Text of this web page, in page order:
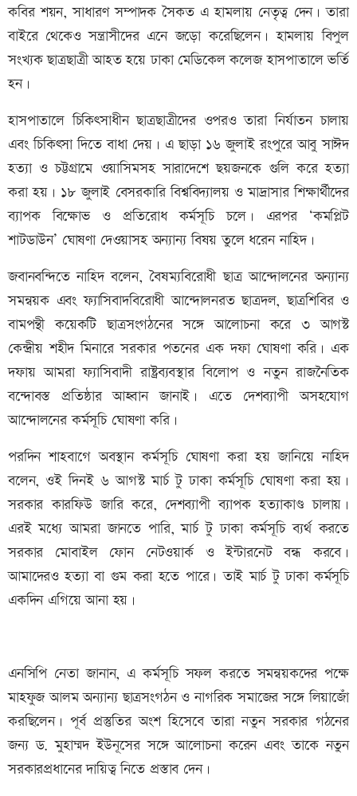
কবির শয়ন, সাধারণ সম্পাদক সৈকত এ হামলায় নেতৃত্ব দেন। তারা
বাইরে থেকেও সন্ত্রাসীদের এনে জড়ো করেছিলেন। হামলায় বিপুল
সংখ্যক ছাত্রছাত্রী আহত হয়ে ঢাকা মেডিকেল কলেজ হাসপাতালে ভর্তি
হন।
হাসপাতালে চিকিৎসাধীন ছাত্রছাত্রীদের ওপরও তারা নির্যাতন চালায়
এবং চিকিৎসা দিতে বাধা দেয়। এ ছাড়া ১৬ জুলাই রংপুরে আবু সাঈদ
হত্যা ও চট্টগ্রামে ওয়াসিমসহ সারাদেশে ছয়জনকে গুলি করে হত্যা
করা হয়। ১৮ জুলাই বেসরকারি বিশ্ববিদ্যালয় ও মাদ্রাসার শিক্ষার্থীদের
ব্যাপক বিক্ষোভ ও প্রতিরোধ কর্মসূচি চলে। এরপর ‘কমপ্লিট
শাটডাউন’ ঘোষণা দেওয়াসহ অন্যান্য বিষয় তুলে ধরেন নাহিদ।
জবানবন্দিতে নাহিদ বলেন, বৈষম্যবিরোধী ছাত্র আন্দোলনের অন্যান্য
সমন্বয়ক এবং ফ্যাসিবাদবিরোধী আন্দোলনরত ছাত্রদল, ছাত্রশিবির ও
বামপন্থী কয়েকটি ছাত্রসংগঠনের সঙ্গে আলোচনা করে ৩ আগস্ট
কেন্দ্রীয় শহীদ মিনারে সরকার পতনের এক দফা ঘোষণা করি। এক
দফায় আমরা ফ্যাসিবাদী রাষ্ট্রব্যবস্থার বিলোপ ও নতুন রাজনৈতিক
বন্দোবস্ত প্রতিষ্ঠার আহ্বান জানাই। এতে দেশব্যাপী অসহযোগ
আন্দোলনের কর্মসূচি ঘোষণা করি।
পরদিন শাহবাগে অবস্থান কর্মসূচি ঘোষণা করা হয় জানিয়ে নাহিদ
বলেন, ওই দিনই ৬ আগস্ট মার্চ টু ঢাকা কর্মসূচি ঘোষণা করা হয়।
সরকার কারফিউ জারি করে, দেশব্যাপী ব্যাপক হত্যাকাণ্ড চালায়।
এরই মধ্যে আমরা জানতে পারি, মার্চ টু ঢাকা কর্মসূচি ব্যর্থ করতে
সরকার মোবাইল ফোন নেটওয়ার্ক ও ইন্টারনেট বন্ধ করবে।
আমাদেরও হত্যা বা গুম করা হতে পারে। তাই মার্চ টু ঢাকা কর্মসূচি
একদিন এগিয়ে আনা হয়।
এনসিপি নেতা জানান, এ কর্মসূচি সফল করতে সমন্বয়কদের পক্ষে
মাহফুজ আলম অন্যান্য ছাত্রসংগঠন ও নাগরিক সমাজের সঙ্গে লিয়াজোঁ
করছিলেন। পূর্ব প্রস্তুতির অংশ হিসেবে তারা নতুন সরকার গঠনের
জন্য ড. মুহাম্মদ ইউনূসের সঙ্গে আলোচনা করেন এবং তাকে নতুন
সরকারপ্রধানের দায়িত্ব নিতে প্রস্তাব দেন।